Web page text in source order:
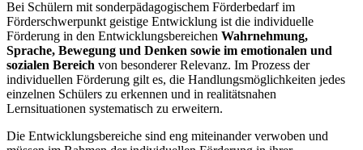
Bei Schülern mit sonderpädagogischem Förderbedarf im
Förderschwerpunkt geistige Entwicklung ist die individuelle
Förderung in den Entwicklungsbereichen Wahrnehmung,
Sprache, Bewegung und Denken sowie im emotionalen und
sozialen Bereich von besonderer Relevanz. Im Prozess der
individuellen Förderung gilt es, die Handlungsmöglichkeiten jedes
einzelnen Schülers zu erkennen und in realitätsnahen
Lernsituationen systematisch zu erweitern.
Die Entwicklungsbereiche sind eng miteinander verwoben und